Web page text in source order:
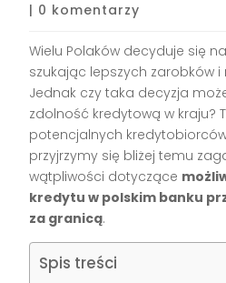
| 0 komentarzy
Wielu Polaków decyduje się
szukając lepszych zarobków i
Jednak czy taka decyzja
zdolność kredytową w kraju?
potencjalnych
przyjrzymy się bliżej temu
wątpliwości dotyczące
kredytu w polskim banku
za granicą.
Spis treści